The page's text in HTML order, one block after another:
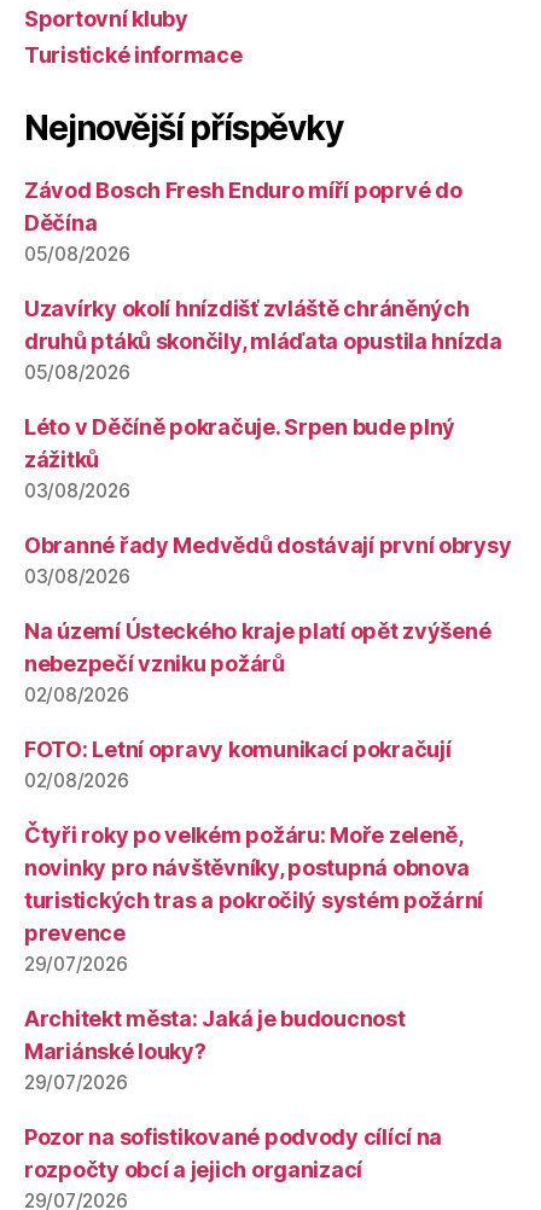
Sportovní kluby
Turistické informace
Nejnovější příspěvky
Závod Bosch Fresh Enduro míří poprvé do
Děčína
05/08/2026
Uzavírky okolí hnízdišť zvláště chráněných
druhů ptáků skončily, mláďata opustila hnízda
05/08/2026
Léto v Děčíně pokračuje. Srpen bude plný
zážitků
03/08/2026
Obranné řady Medvědů dostávají první obrysy
03/08/2026
Na území Ústeckého kraje platí opět zvýšené
nebezpečí vzniku požárů
02/08/2026
FOTO: Letní opravy komunikací pokračují
02/08/2026
Čtyři roky po velkém požáru: Moře zeleně,
novinky pro návštěvníky, postupná obnova
turistických tras a pokročilý systém požární
prevence
29/07/2026
Architekt města: Jaká je budoucnost
Mariánské louky?
29/07/2026
Pozor na sofistikované podvody cílící na
rozpočty obcí a jejich organizací
29/07/2026